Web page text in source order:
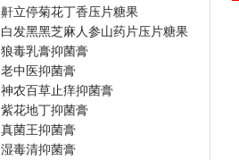
鼾立停菊花丁香压片糖果
白发黑黑芝麻人参山药片压片糖果
狼毒乳膏抑菌膏
老中医抑菌膏
神农百草止痒抑菌膏
紫花地丁抑菌膏
真菌王抑菌膏
湿毒清抑菌膏